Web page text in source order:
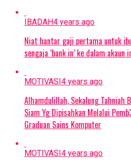
IBADAH4 years ago
Niat hantar gaji pertama untuk
sengaja ‘bank in’ ke dalam
MOTIVASI4 years ago
Alhamdulillah, Sekalung Tahniah
Siam Yg Dipisahkan Melalui
Graduan Sains Komputer
MOTIVASI4 years ago